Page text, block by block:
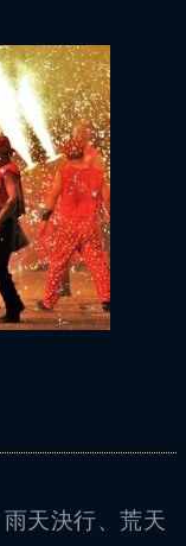
天決行、荒天